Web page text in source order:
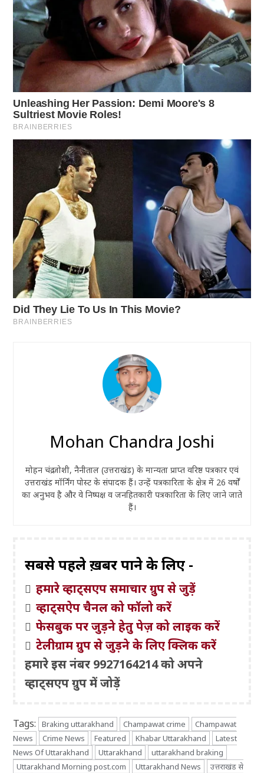
Mohan Chandra Joshi
मोहन चंद्र जोशी, नैनीताल (उत्तराखंड) के मान्यता प्राप्त वरिष्ठ पत्रकार एवं
उत्तराखंड मॉर्निंग पोस्ट के संपादक हैं। उन्हें पत्रकारिता के क्षेत्र में 26 वर्षों
का अनुभव है और वे निष्पक्ष व जनहितकारी पत्रकारिता के लिए जाने जाते
हैं।
सबसे पहले ख़बरें पाने के लिए -
हमारे व्हाट्सएप समाचार ग्रुप से जुड़ें
व्हाट्सऐप चैनल को फॉलो करें
फेसबुक पर जुड़ने हेतु पेज़ को लाइक करें
टेलीग्राम ग्रुप से जुड़ने के लिए क्लिक करें
हमारे इस नंबर 9927164214 को अपने
व्हाट्सएप ग्रुप में जोड़ें
Tags: Braking uttarakhand Champawat crime
Champawat
News
Crime News Featured Khabar Uttarakhand
Latest
News Of Uttarakhand
Uttarakhand
uttarakhand braking
Uttarakhand Morning post.com
Uttarakhand News
उत्तराखंड से